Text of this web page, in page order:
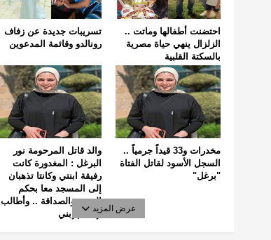
تسريبات جديدة عن زفاف
رونالدو وقائمة المدعوين
احتضنت أطفالها وماتت ..
الزلزال ينهي حياة مصرية
بالسكتة القلبية
والد قاتل المرحومة نور
البرغل : المغدورة كانت
رفيقة ابنتي وكانتا تذهبان
إلى المسجد معا بحكم
الجيرة والصداقة .. وأطالب
بإعدام إبني
مخدرات و33 قيداً جرمياً ..
السجل الأسود لقاتل الفتاة
"برغل"
عرض المزيد